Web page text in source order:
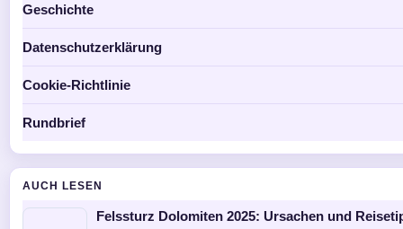
Geschichte
Datenschutzerklärung
Cookie-Richtlinie
Rundbrief
AUCH LESEN
Felssturz Dolomiten 2025: Ursachen und